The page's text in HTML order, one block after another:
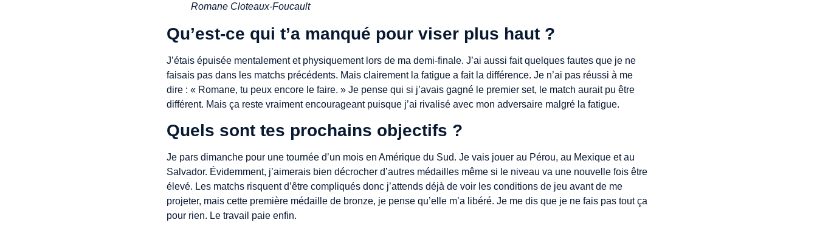
Romane Cloteaux-Foucault
Qu’est-ce qui t’a manqué pour viser plus haut ?
J’étais épuisée mentalement et physiquement lors de ma demi-finale. J’ai aussi fait quelques fautes que je ne
faisais pas dans les matchs précédents. Mais clairement la fatigue a fait la différence. Je n’ai pas réussi à me
dire : « Romane, tu peux encore le faire. » Je pense qui si j’avais gagné le premier set, le match aurait pu être
différent. Mais ça reste vraiment encourageant puisque j’ai rivalisé avec mon adversaire malgré la fatigue.
Quels sont tes prochains objectifs ?
Je pars dimanche pour une tournée d’un mois en Amérique du Sud. Je vais jouer au Pérou, au Mexique et au
Salvador. Évidemment, j’aimerais bien décrocher d’autres médailles même si le niveau va une nouvelle fois être
élevé. Les matchs risquent d’être compliqués donc j’attends déjà de voir les conditions de jeu avant de me
projeter, mais cette première médaille de bronze, je pense qu’elle m’a libéré. Je me dis que je ne fais pas tout ça
pour rien. Le travail paie enfin.